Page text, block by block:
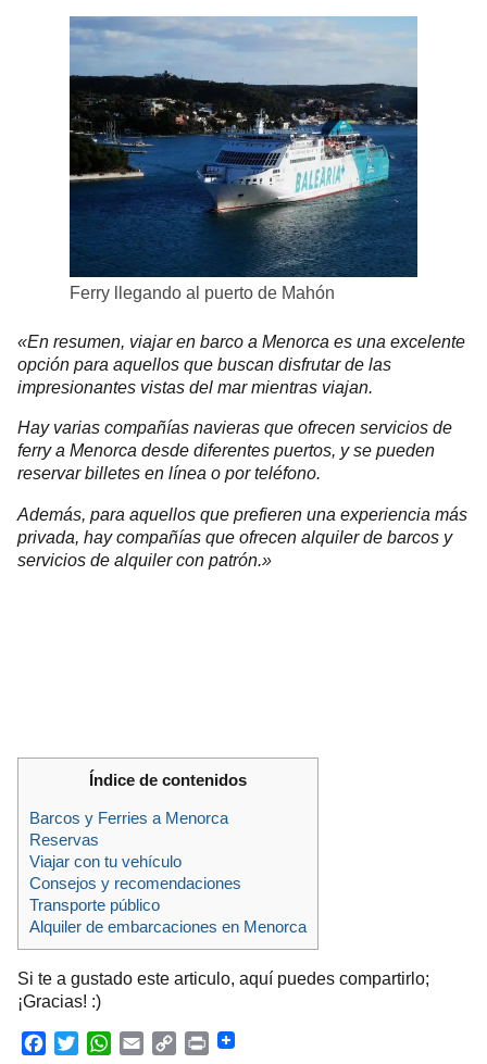
Ferry llegando al puerto de Mahón
«En resumen, viajar en barco a Menorca es una excelente
opción para aquellos que buscan disfrutar de las
impresionantes vistas del mar mientras viajan.
Hay varias compañías navieras que ofrecen servicios de
ferry a Menorca desde diferentes puertos, y se pueden
reservar billetes en línea o por teléfono.
Además, para aquellos que prefieren una experiencia más
privada, hay compañías que ofrecen alquiler de barcos y
servicios de alquiler con patrón.»
Índice de contenidos
Barcos y Ferries a Menorca
Reservas
Viajar con tu vehículo
Consejos y recomendaciones
Transporte público
Alquiler de embarcaciones en Menorca
Si te a gustado este articulo, aquí puedes compartirlo;
¡Gracias! :)